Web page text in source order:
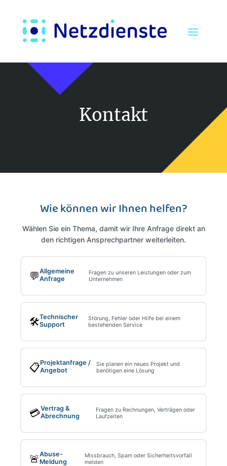
Kontakt
Wie können wir Ihnen helfen?
Wählen Sie ein Thema, damit wir Ihre Anfrage direkt an
den richtigen Ansprechpartner weiterleiten.
💬Allgemeine
Anfrage
Fragen zu unseren Leistungen oder zum
Unternehmen
🛠️Technischer
Support
Störung, Fehler oder Hilfe bei einem
bestehenden Service
📋Projektanfrage /
Angebot
Sie planen ein neues Projekt und
benötigen eine Lösung
💳Vertrag &
Abrechnung
Fragen zu Rechnungen, Verträgen oder
Laufzeiten
🚨Abuse-
Meldung
Missbrauch, Spam oder Sicherheitsvorfall
melden